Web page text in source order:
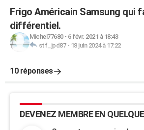
Frigo Américain Samsung qui
différentiel.
Michel77680- 6 févr. 2021 à 18:43
stf_jpd87- 18 juin 2024 à 17:22
10 réponses
DEVENEZ MEMBRE EN